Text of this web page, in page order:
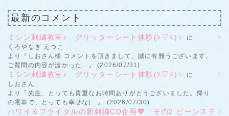
最新のコメント
ミシン刺繍教室♪ グリッターシート体験(≧▽≦)✨ に
くろやなぎ えつこ
より『しおさん様 コメントを頂きまして、誠に有難うございます。
ご質問の内容が濃かった...』 (2026/07/31)
ミシン刺繍教室♪ グリッターシート体験(≧▽≦)✨ に
しおさん
より『先生、とっても貴重なお時間ありがとうございました。帰り
の電車で、とっても幸せな(...』 (2026/07/30)
ハワイ＆ブライダルの新刺繍CD企画💖 その2 ビーンステ